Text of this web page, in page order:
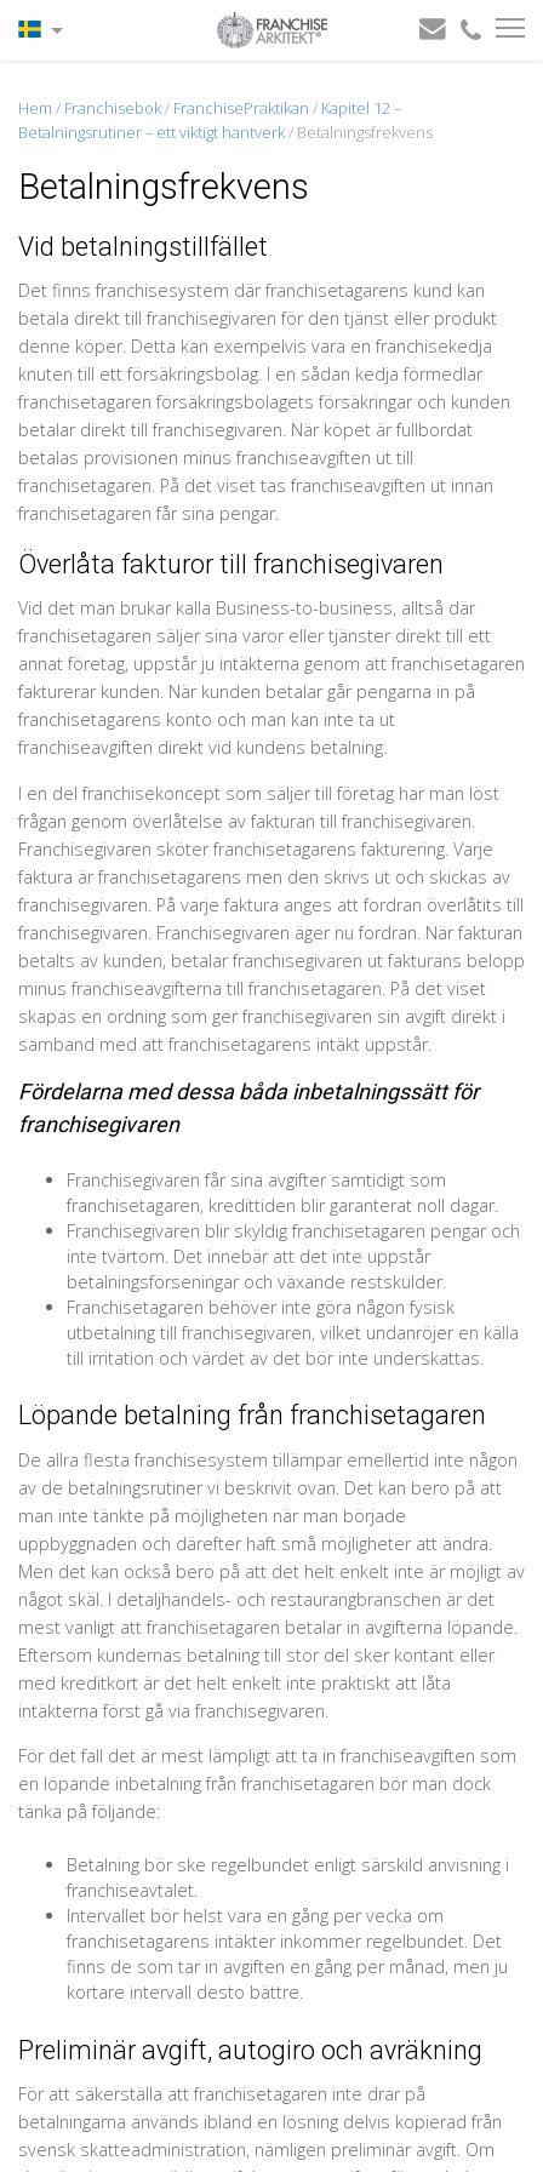
Hem / Franchisebok/ FranchisePraktikan / Kapitel 12 –
Betalningsrutiner – ett viktigt hantverk/ Betalningsfrekvens
Betalningsfrekvens
Vid betalningstillfället
Det finns franchisesystem där franchisetagarens kund kan
betala direkt till franchisegivaren för den tjänst eller produkt
denne köper. Detta kan exempelvis vara en franchisekedja
knuten till ett försäkringsbolag. I en sådan kedja förmedlar
franchisetagaren försäkringsbolagets försäkringar och kunden
betalar direkt till franchisegivaren. När köpet är fullbordat
betalas provisionen minus franchiseavgiften ut till
franchisetagaren. På det viset tas franchiseavgiften ut innan
franchisetagaren får sina pengar.
Överlåta fakturor till franchisegivaren
Vid det man brukar kalla Business-to-business, alltså där
franchisetagaren säljer sina varor eller tjänster direkt till ett
annat företag, uppstår ju intäkterna genom att franchisetagaren
fakturerar kunden. När kunden betalar går pengarna in på
franchisetagarens konto och man kan inte ta ut
franchiseavgiften direkt vid kundens betalning.
I en del franchisekoncept som säljer till företag har man löst
frågan genom överlåtelse av fakturan till franchisegivaren.
Franchisegivaren sköter franchisetagarens fakturering. Varje
faktura är franchisetagarens men den skrivs ut och skickas av
franchisegivaren. På varje faktura anges att fordran överlåtits till
franchisegivaren. Franchisegivaren äger nu fordran. När fakturan
betalts av kunden, betalar franchisegivaren ut fakturans belopp
minus franchiseavgifterna till franchisetagaren. På det viset
skapas en ordning som ger franchisegivaren sin avgift direkt i
samband med att franchisetagarens intäkt uppstår.
Fördelarna med dessa båda inbetalningssätt för
franchisegivaren
Franchisegivaren får sina avgifter samtidigt som
franchisetagaren, kredittiden blir garanterat noll dagar.
Franchisegivaren blir skyldig franchisetagaren pengar och
inte tvärtom. Det innebär att det inte uppstår
betalningsförseningar och växande restskulder.
Franchisetagaren behöver inte göra någon fysisk
utbetalning till franchisegivaren, vilket undanröjer en källa
till irritation och värdet av det bör inte underskattas.
Löpande betalning från franchisetagaren
De allra flesta franchisesystem tillämpar emellertid inte någon
av de betalningsrutiner vi beskrivit ovan. Det kan bero på att
man inte tänkte på möjligheten när man började
uppbyggnaden och därefter haft små möjligheter att ändra.
Men det kan också bero på att det helt enkelt inte är möjligt av
något skäl. I detaljhandels- och restaurangbranschen är det
mest vanligt att franchisetagaren betalar in avgifterna löpande.
Eftersom kundernas betalning till stor del sker kontant eller
med kreditkort är det helt enkelt inte praktiskt att låta
intäkterna först gå via franchisegivaren.
För det fall det är mest lämpligt att ta in franchiseavgiften som
en löpande inbetalning från franchisetagaren bör man dock
tänka på följande:
Betalning bör ske regelbundet enligt särskild anvisning i
franchiseavtalet.
Intervallet bör helst vara en gång per vecka om
franchisetagarens intäkter inkommer regelbundet. Det
finns de som tar in avgiften en gång per månad, men ju
kortare intervall desto bättre.
Preliminär avgift, autogiro och avräkning
För att säkerställa att franchisetagaren inte drar på
betalningarna används ibland en lösning delvis kopierad från
svensk skatteadministration, nämligen preliminär avgift. Om